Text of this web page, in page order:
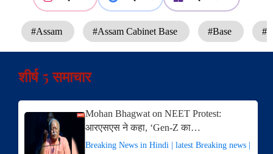
#Assam #Assam Cabinet Base #Base
शीर्ष 5 समाचार
Mohan Bhagwat on NEET Protest:
आरएसएस ने कहा, ‘Gen-Z का…
Breaking News in Hindi | latest Breaking news |